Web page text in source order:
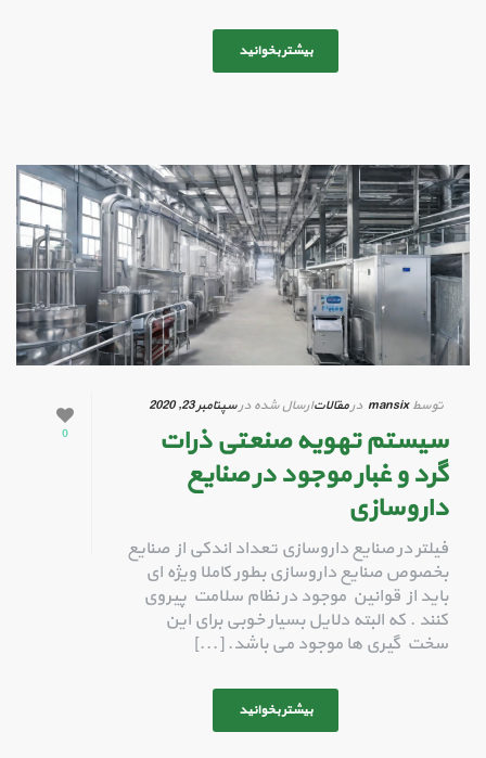
بیشتر بخوانید
0
توسطmansix درمقالاتارسال شده درسپتامبر 23, 2020
سیستم تهویه صنعتی ذرات
گرد و غبار موجود در صنایع
داروسازی
فیلتر در صنایع داروسازی تعداد اندکی از صنایع
بخصوص صنایع داروسازی بطور کاملا ویژه ای
باید از قوانین موجود در نظام سلامت پیروی
کنند . که البته دلایل بسیار خوبی برای این
سخت گیری ها موجود می باشد. [...]
بیشتر بخوانید